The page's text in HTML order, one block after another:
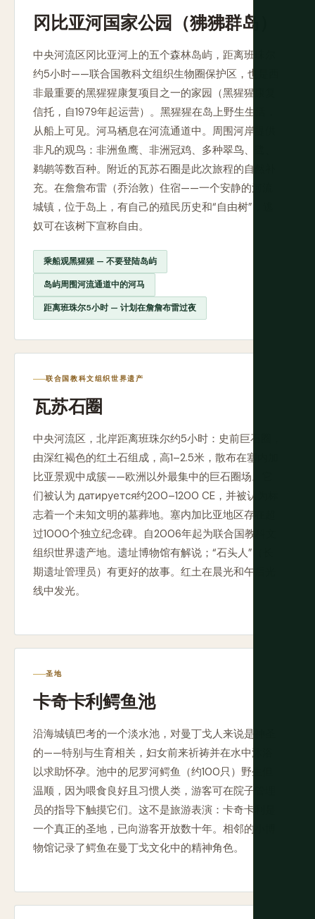
冈比亚河国家公园（狒狒群岛）
中央河流区冈比亚河上的五个森林岛屿，距离班珠尔
约5小时——联合国教科文组织生物圈保护区，也是西
非最重要的黑猩猩康复项目之一的家园（黑猩猩康复
信托，自1979年起运营）。黑猩猩在岛上野生生活，
从船上可见。河马栖息在河流通道中。周围河岸提供
非凡的观鸟：非洲鱼鹰、非洲冠鸡、多种翠鸟、鹭、
鹈鹕等数百种。附近的瓦苏石圈是此次旅程的自然补
充。在詹詹布雷（乔治敦）住宿——一个安静的河流
城镇，位于岛上，有自己的殖民历史和“自由树”，逃
奴可在该树下宣称自由。
乘船观黑猩猩 — 不要登陆岛屿
岛屿周围河流通道中的河马
距离班珠尔5小时 — 计划在詹詹布雷过夜
联合国教科文组织世界遗产
瓦苏石圈
中央河流区，北岸距离班珠尔约5小时：史前巨石圈，
由深红褐色的红土石组成，高1–2.5米，散布在塞内加
比亚景观中成簇——欧洲以外最集中的巨石圈场。它
们被认为 датируется约200–1200 CE，并被认为标
志着一个未知文明的墓葬地。塞内加比亚地区存在超
过1000个独立纪念碑。自2006年起为联合国教科文
组织世界遗产地。遗址博物馆有解说；“石头人”（长
期遗址管理员）有更好的故事。红土在晨光和午后光
线中发光。
圣地
卡奇卡利鳄鱼池
沿海城镇巴考的一个淡水池，对曼丁戈人来说是神圣
的——特别与生育相关，妇女前来祈祷并在水中沐浴
以求助怀孕。池中的尼罗河鳄鱼（约100只）野生但
温顺，因为喂食良好且习惯人类，游客可在院子管理
员的指导下触摸它们。这不是旅游表演：卡奇卡利是
一个真正的圣地，已向游客开放数十年。相邻的小博
物馆记录了鳄鱼在曼丁戈文化中的精神角色。